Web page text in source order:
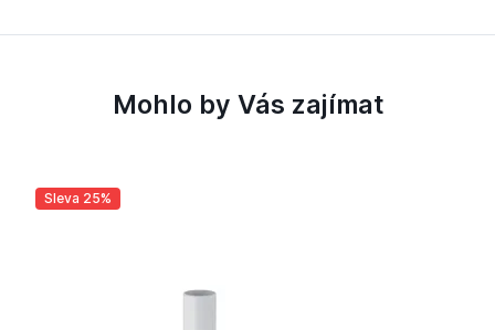
Mohlo by Vás zajímat
Sleva 25%